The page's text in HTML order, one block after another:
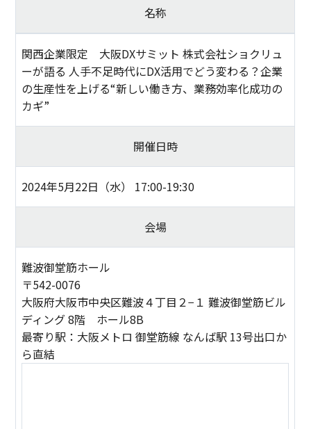
名称
関西企業限定 大阪DXサミット 株式会社ショクリュ
ーが語る 人手不足時代にDX活用でどう変わる？企業
の生産性を上げる“新しい働き方、業務効率化成功の
カギ”
開催日時
2024年5月22日（水） 17:00-19:30
会場
難波御堂筋ホール
〒542-0076
大阪府大阪市中央区難波４丁目２−１ 難波御堂筋ビル
ディング 8階 ホール8B
最寄り駅：大阪メトロ 御堂筋線 なんば駅 13号出口か
ら直結